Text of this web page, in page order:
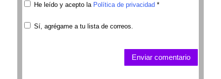
He leído y acepto la Política de privacidad *
Sí, agrégame a tu lista de correos.
Enviar comentario